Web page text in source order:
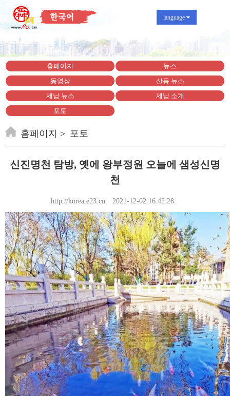
language
홈페이지
뉴스
동영상
산동 뉴스
제남 뉴스
제남 소개
포토
홈페이지 포토
신진명천 탐방, 옛에 왕부정원 오늘에 샘성신명
천
http://korea.e23.cn 2021-12-02 16:42:28